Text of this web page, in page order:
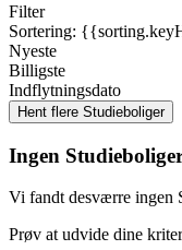
Filter
Sortering:
Nyeste
Billigste
Indflytningsdato
Ingen
Vi fandt desværre ingen
Prøv at udvide dine